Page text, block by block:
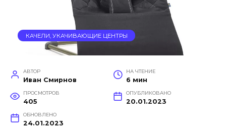
КАЧЕЛИ, УКАЧИВАЮЩИЕ ЦЕНТРЫ
АВТОР
Иван Смирнов
НА ЧТЕНИЕ
6 мин
ПРОСМОТРОВ
405
ОПУБЛИКОВАНО
20.01.2023
ОБНОВЛЕНО
24.01.2023